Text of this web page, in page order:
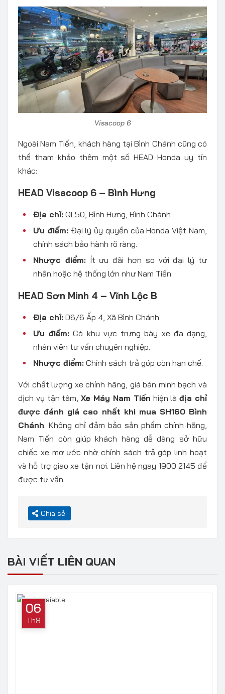
Visacoop 6
Ngoài Nam Tiến, khách hàng tại Bình Chánh cũng có
thể tham khảo thêm một số HEAD Honda uy tín
khác:
HEAD Visacoop 6 – Bình Hưng
Địa chỉ: QL50, Bình Hưng, Bình Chánh
Ưu điểm:Đại lý ủy quyền của Honda Việt Nam,
chính sách bảo hành rõ ràng.
Nhược điểm:Ít ưu đãi hơn so với đại lý tư
nhân hoặc hệ thống lớn như Nam Tiến.
HEAD Sơn Minh 4 – Vĩnh Lộc B
Địa chỉ: D6/6 Ấp 4, Xã Bình Chánh
Ưu điểm: Có khu vực trưng bày xe đa dạng,
nhân viên tư vấn chuyên nghiệp.
Nhược điểm: Chính sách trả góp còn hạn chế.
Với chất lượng xe chính hãng, giá bán minh bạch và
dịch vụ tận tâm,Xe Máy Nam Tiến hiện làđịa chỉ
được đánh giá cao nhất khi mua SH160 Bình
Chánh. Không chỉ đảm bảo sản phẩm chính hãng,
Nam Tiến còn giúp khách hàng dễ dàng sở hữu
chiếc xe mơ ước nhờ chính sách trả góp linh hoạt
và hỗ trợ giao xe tận nơi. Liên hệ ngay 1900 2145 để
được tư vấn.
Chia sẻ:
BÀI VIẾT LIÊN QUAN
06
Th8